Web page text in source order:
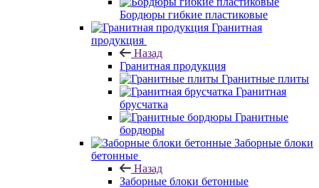
Бордюры гибкие пластиковые
Гранитная
продукция
Назад
Гранитная продукция
Гранитные плиты
Гранитная
брусчатка
Гранитные
бордюры
Заборные блоки
бетонные
Назад
Заборные блоки бетонные